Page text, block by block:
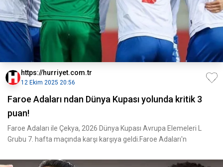
https://hurriyet.com.tr
12 Ekim 2025 20:56
Faroe Adaları ndan Dünya Kupası yolunda kritik 3
puan!
Faroe Adaları ile Çekya, 2026 Dünya Kupası Avrupa Elemeleri L
Grubu 7. hafta maçında karşı karşıya geldi.Faroe Adaları'n